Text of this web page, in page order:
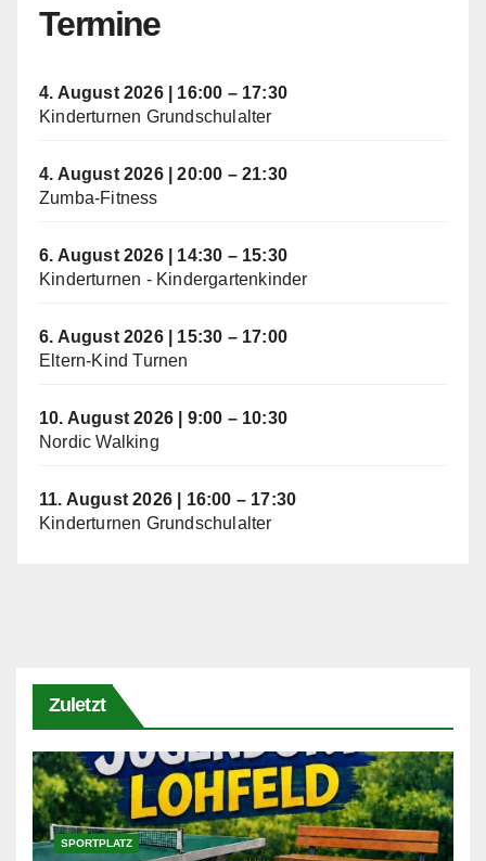
Termine
4. August 2026| 16:00 – 17:30
Kinderturnen Grundschulalter
4. August 2026|20:00 – 21:30
Zumba-Fitness
6. August 2026| 14:30 – 15:30
Kinderturnen - Kindergartenkinder
6. August 2026| 15:30 – 17:00
Eltern-Kind Turnen
10. August 2026 9:00 – 10:30
Nordic Walking
11. August 2026 16:00 – 17:30
Kinderturnen Grundschulalter
Zuletzt
SPORTPLATZ